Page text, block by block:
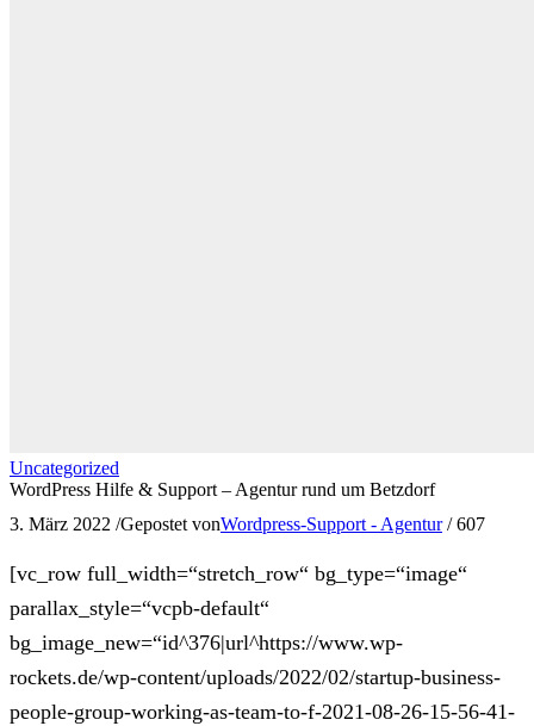
Uncategorized
WordPress Hilfe & Support – Agentur rund um Betzdorf
3. März 2022 /Gepostet vonWordpress-Support - Agentur / 607
[vc_row full_width=“stretch_row“ bg_type=“image“
parallax_style=“vcpb-default“
bg_image_new=“id^376|url^https://www.wp-
rockets.de/wp-content/uploads/2022/02/startup-business-
people-group-working-as-team-to-f-2021-08-26-15-56-41-